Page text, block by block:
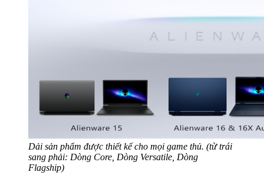
Dải sản phẩm được thiết kế cho mọi game thủ. (từ trái
sang phải: Dòng Core, Dòng Versatile, Dòng
Flagship)